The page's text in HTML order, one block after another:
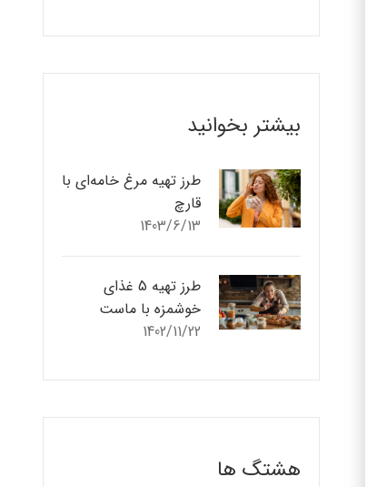
بیشتر بخوانید
طرز تهیه مرغ خامه‌ای با
قارچ
1403/6/13
طرز تهیه 5 غذای
خوشمزه با ماست
1402/11/22
هشتگ ها